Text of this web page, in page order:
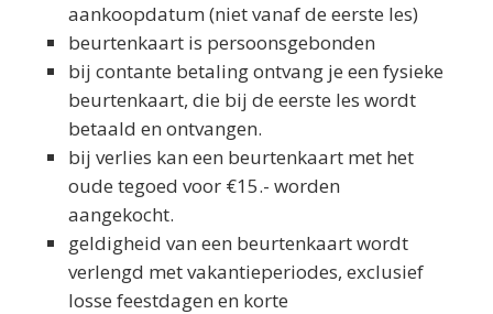
aankoopdatum (niet vanaf de eerste les)
beurtenkaart is persoonsgebonden
bij contante betaling ontvang je een fysieke
beurtenkaart, die bij de eerste les wordt
betaald en ontvangen.
bij verlies kan een beurtenkaart met het
oude tegoed voor €15.- worden
aangekocht.
geldigheid van een beurtenkaart wordt
verlengd met vakantieperiodes, exclusief
losse feestdagen en korte